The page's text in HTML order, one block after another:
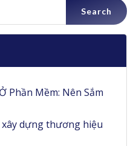
Phần Mềm: Nên Sắm
dựng thương hiệu